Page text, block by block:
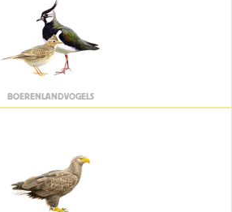
BOERENLANDVOGELS